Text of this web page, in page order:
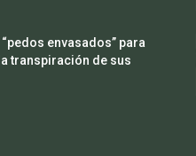
envasados” para
transpiración de sus